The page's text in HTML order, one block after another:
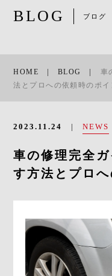
BLOG ブログ
HOME BLOG
車
法とプロへの依頼時のポイ
2023.11.24 NEWS
車の修理完全
す方法とプロ